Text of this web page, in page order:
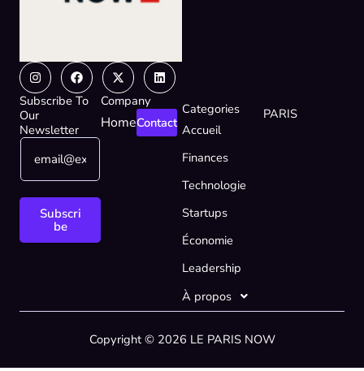
InstagramFacebook
X-
twitter
Linkedin
Subscribe To
Our
Newsletter
*
E
m
l
E
a
Subscri
be
Company
HomeContact
Categories
Accueil
Finances
Technologie
Startups
Économie
Leadership
À propos
PARIS
Copyright © 2026 LE PARIS NOW